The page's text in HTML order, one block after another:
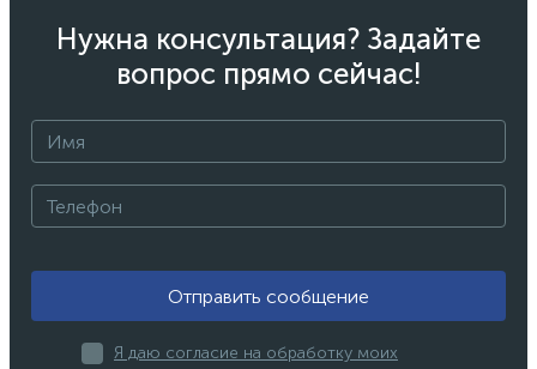
Нужна консультация? Задайте
вопрос прямо сейчас!
Отправить сообщение
Я даю согласие на обработку моих